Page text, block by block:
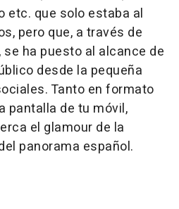
etc. que solo estaba al
pero que, a través de
ha puesto al alcance de
desde la pequeña
Tanto en formato
pantalla de tu móvil,
el glamour de la
panorama español.